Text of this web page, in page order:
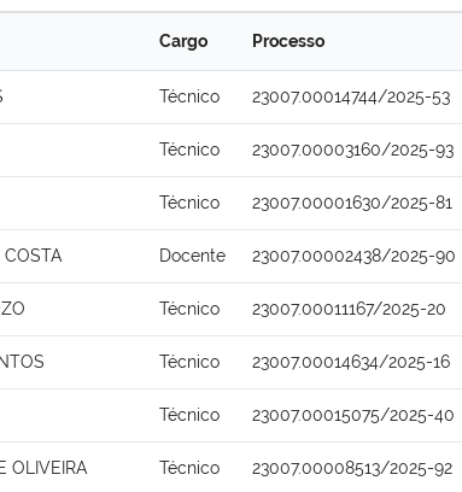
Cargo Processo
Técnico 23007.00014744/2025-53
Técnico 23007.00003160/2025-93
Técnico 23007.00001630/2025-81
COSTA Docente 23007.00002438/2025-90
Técnico 23007.00011167/2025-20
Técnico 23007.00014634/2025-16
Técnico 23007.00015075/2025-40
OLIVEIRA Técnico 23007.00008513/2025-92